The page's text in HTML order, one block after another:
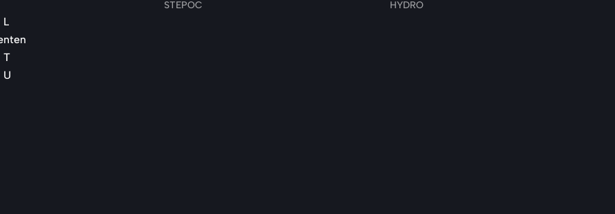
L
T
U
STEPOC HYDRO